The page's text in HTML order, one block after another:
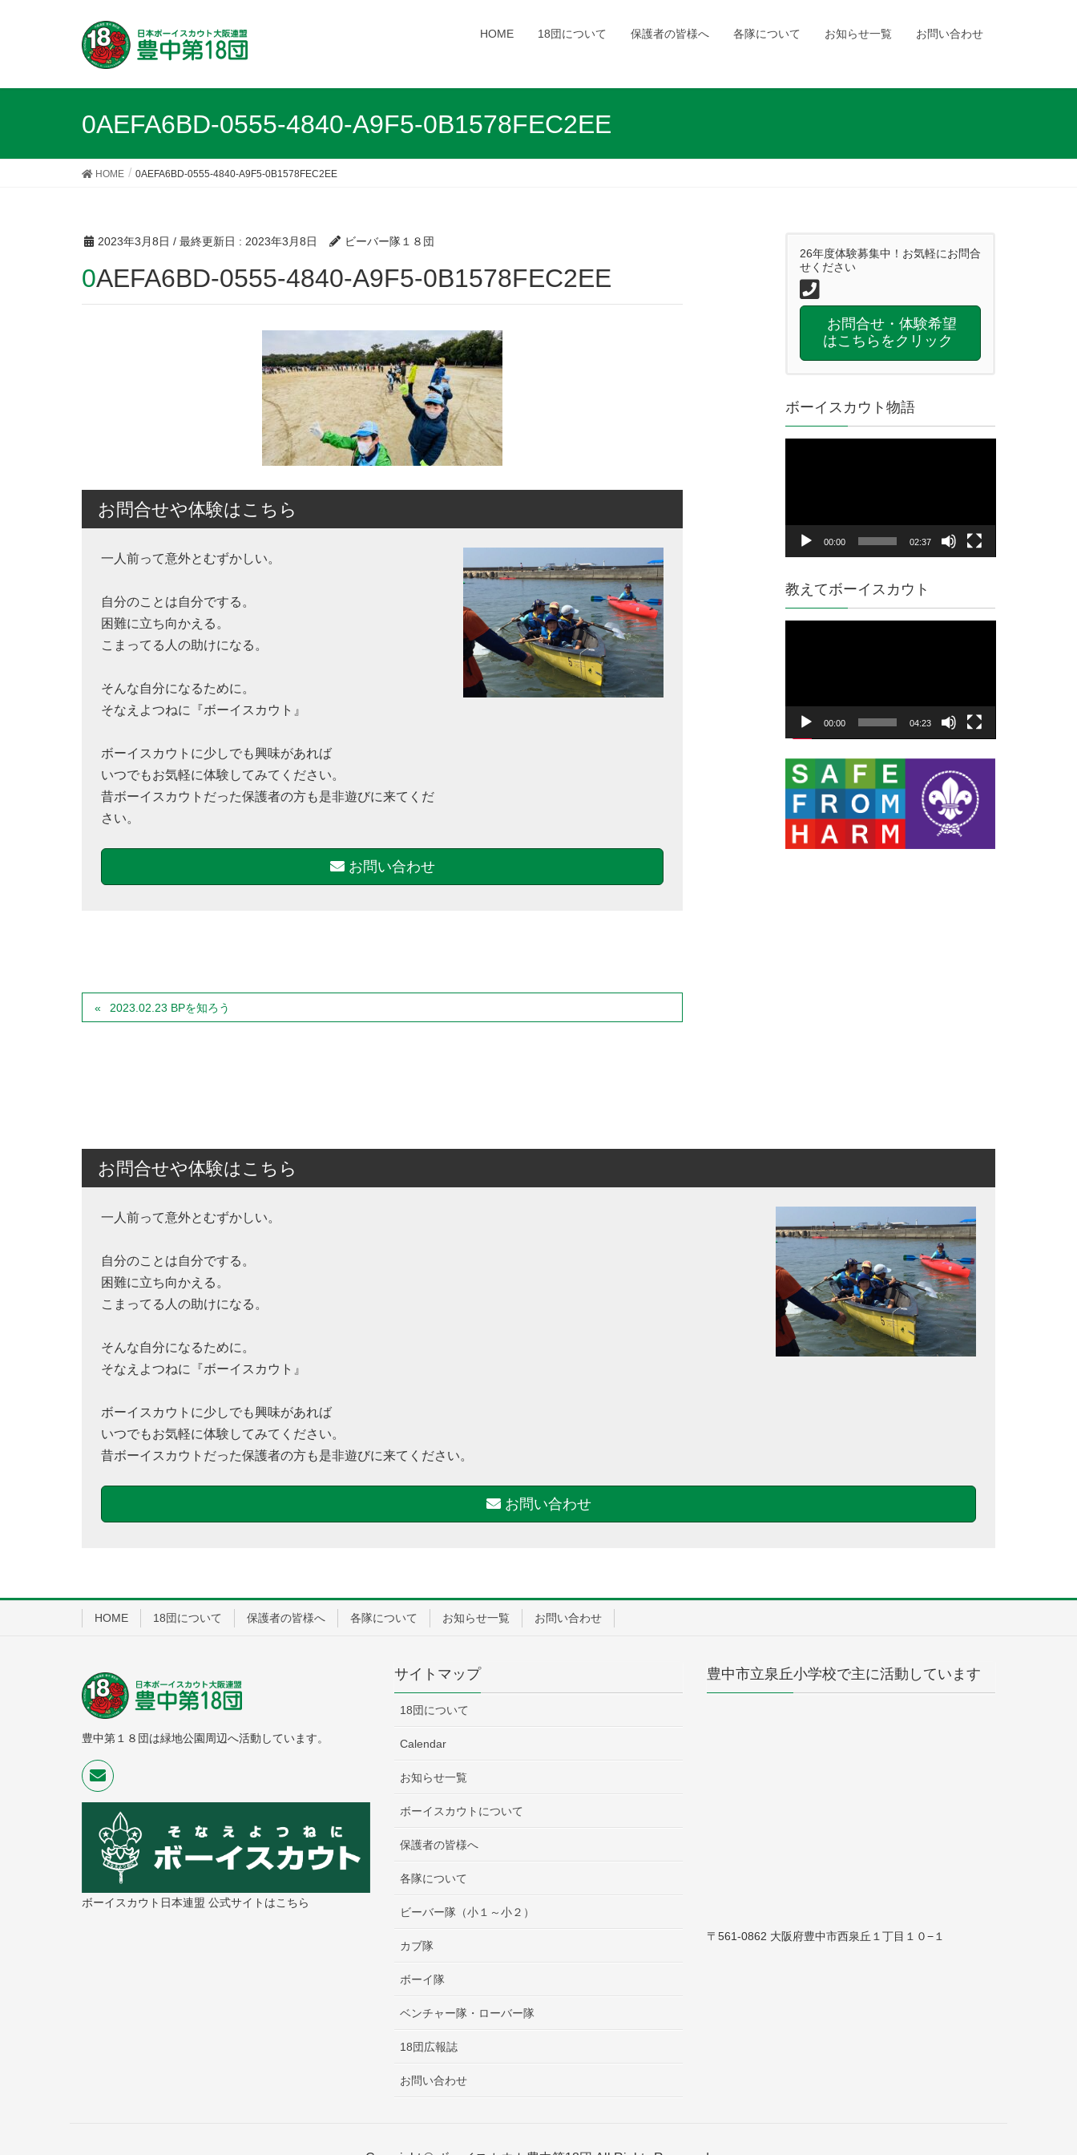
HOME 18団について 保護者の皆様へ 各隊について お知らせ一覧 お問い合わせ
0AEFA6BD-0555-4840-A9F5-0B1578FEC2EE
HOME 0AEFA6BD-0555-4840-A9F5-0B1578FEC2EE
2023年3月8日 / 最終更新日 : 2023年3月8日 ビーバー隊１８団
0AEFA6BD-0555-4840-A9F5-0B1578FEC2EE
お問合せや体験はこちら
一人前って意外とむずかしい。
自分のことは自分でする。
困難に立ち向かえる。
こまってる人の助けになる。
そんな自分になるために。
そなえよつねに『ボーイスカウト』
ボーイスカウトに少しでも興味があれば
いつでもお気軽に体験してみてください。
昔ボーイスカウトだった保護者の方も是非遊びに来てくだ
さい。
お問い合わせ
2023.02.23 BPを知ろう
26年度体験募集中！お気軽にお問合
せください
お問合せ・体験希望
はこちらをクリック
ボーイスカウト物語
00:00 02:37
教えてボーイスカウト
00:00 04:23
お問合せや体験はこちら
一人前って意外とむずかしい。
自分のことは自分でする。
困難に立ち向かえる。
こまってる人の助けになる。
そんな自分になるために。
そなえよつねに『ボーイスカウト』
ボーイスカウトに少しでも興味があれば
いつでもお気軽に体験してみてください。
昔ボーイスカウトだった保護者の方も是非遊びに来てください。
お問い合わせ
HOME 18団について 保護者の皆様へ 各隊について お知らせ一覧 お問い合わせ
豊中第１８団は緑地公園周辺へ活動しています。
ボーイスカウト日本連盟 公式サイトはこちら
サイトマップ
18団について
Calendar
お知らせ一覧
ボーイスカウトについて
保護者の皆様へ
各隊について
ビーバー隊（小１～小２）
カブ隊
ボーイ隊
ベンチャー隊・ローバー隊
18団広報誌
お問い合わせ
豊中市立泉丘小学校で主に活動しています
〒561-0862 大阪府豊中市西泉丘１丁目１０−１